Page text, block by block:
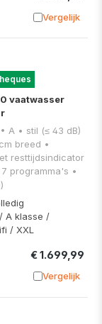
Vergelijk
vaatwasser
A klasse /
/ XXL
€ 1.699,99
Vergelijk